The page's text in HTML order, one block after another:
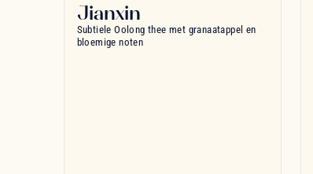
Jianxin
Subtiele Oolong thee met granaatappel en
bloemige noten